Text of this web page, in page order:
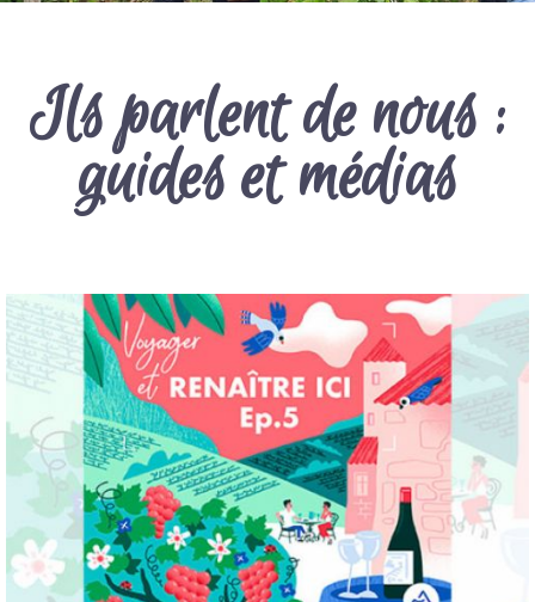
Ils parlent de nous :
guides et médias